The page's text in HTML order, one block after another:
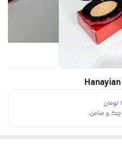
تومان